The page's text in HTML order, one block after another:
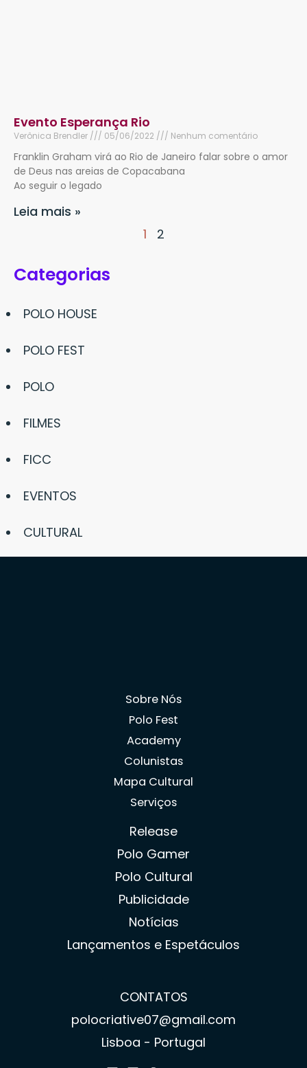
Evento Esperança Rio
Verônica Brendler 05/06/2022 Nenhum comentário
Franklin Graham virá ao Rio de Janeiro falar sobre o amor
de Deus nas areias de Copacabana
Ao seguir o legado
Leia mais »
1
2
Categorias
POLO HOUSE
POLO FEST
POLO
FILMES
FICC
EVENTOS
CULTURAL
Sobre Nós
Polo Fest
Academy
Colunistas
Mapa Cultural
Serviços
Release
Polo Gamer
Polo Cultural
Publicidade
Notícias
Lançamentos e Espetáculos
CONTATOS
polocriative07@gmail.com
Lisboa - Portugal